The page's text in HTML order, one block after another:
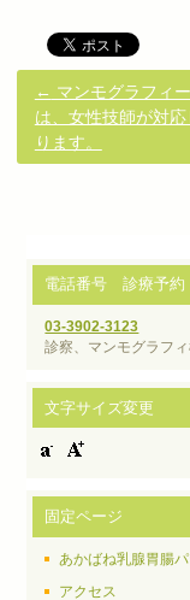
← マンモグラフィ
は、女性技師が対応
ります。
電話番号 診療予約
03-3902-3123
診察、マンモグラフ
文字サイズ変更
固定ページ
あかばね乳腺胃腸
アクセス